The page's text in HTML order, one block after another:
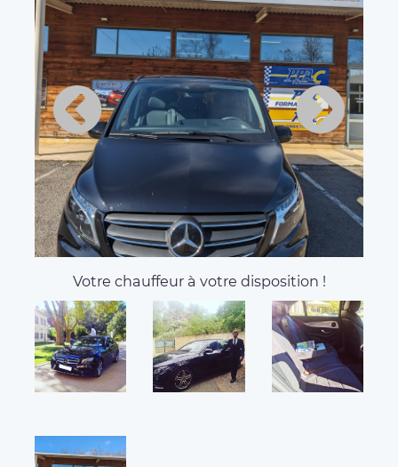
Votre chauffeur à votre disposition !